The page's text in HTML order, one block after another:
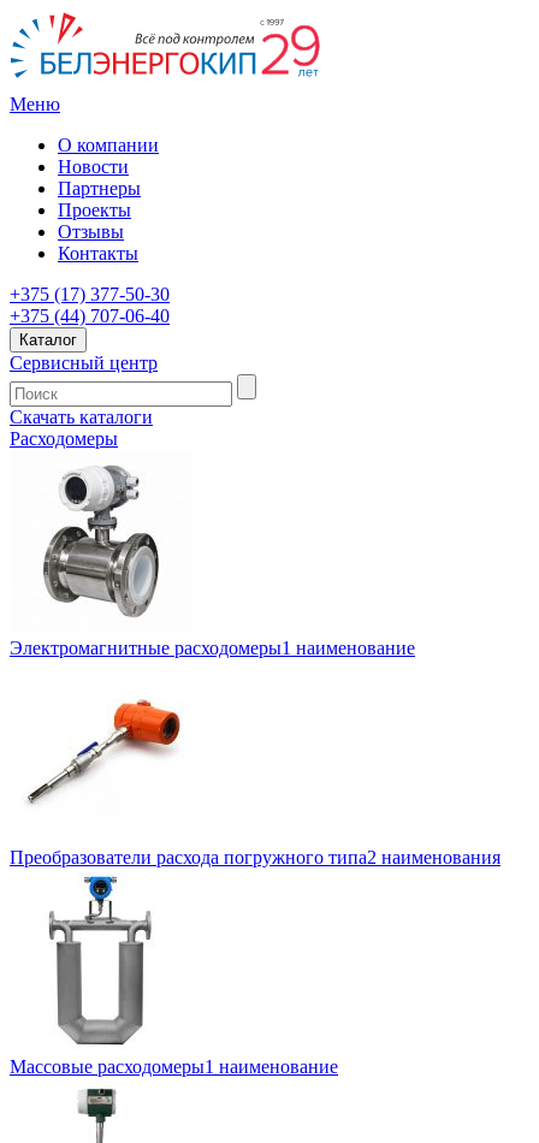
Меню
О компании
Новости
Партнеры
Проекты
Отзывы
Контакты
+375 (17) 377-50-30
+375 (44) 707-06-40
Каталог
Сервисный центр
Скачать каталоги
Расходомеры
Электромагнитные расходомеры1 наименование
Преобразователи расхода погружного типа2 наименования
Массовые расходомеры1 наименование